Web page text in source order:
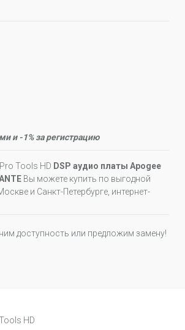
и -1% за регистрацию
Tools HD DSP аудио платы Apogee
Вы можете купить по выгодной
и Санкт-Петербурге, интернет-
доступность или предложим замену!
HD